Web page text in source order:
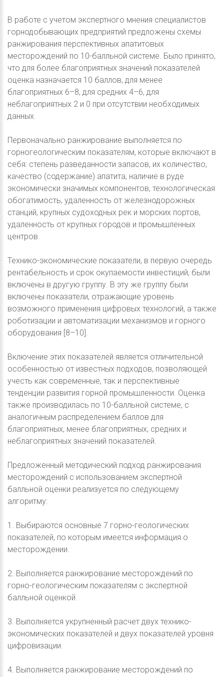
В работе с учетом экспертного мнения специалистов
горнодобывающих предприятий предложены схемы
ранжирования перспективных апатитовых
месторождений по 10-балльной системе. Было принято,
что для более благоприятных значений показателей
оценка назначается 10 баллов, для менее
благоприятных 6–8, для средних 4–6, для
неблагоприятных 2 и 0 при отсутствии необходимых
данных.
Первоначально ранжирование выполняется по
горногеологическим показателям, которые включают в
себя: степень разведанности запасов, их количество,
качество (содержание) апатита, наличие в руде
экономически значимых компонентов, технологическая
обогатимость, удаленность от железнодорожных
станций, крупных судоходных рек и морских портов,
удаленность от крупных городов и промышленных
центров.
Технико-экономические показатели, в первую очередь
рентабельность и срок окупаемости инвестиций, были
включены в другую группу. В эту же группу были
включены показатели, отражающие уровень
возможного применения цифровых технологий, а также
роботизации и автоматизации механизмов и горного
оборудования [8–10].
Включение этих показателей является отличительной
особенностью от известных подходов, позволяющей
учесть как современные, так и перспективные
тенденции развития горной промышленности. Оценка
также производилась по 10-балльной системе, с
аналогичным распределением баллов для
благоприятных, менее благоприятных, средних и
неблагоприятных значений показателей.
Предложенный методический подход ранжирования
месторождений с использованием экспертной
балльной оценки реализуется по следующему
алгоритму:
1. Выбираются основные 7 горно-геологических
показателей, по которым имеется информация о
месторождении.
2. Выполняется ранжирование месторождений по
горно-геологическим показателям с экспертной
балльной оценкой.
3. Выполняется укрупненный расчет двух технико-
экономических показателей и двух показателей уровня
цифровизации.
4. Выполняется ранжирование месторождений по